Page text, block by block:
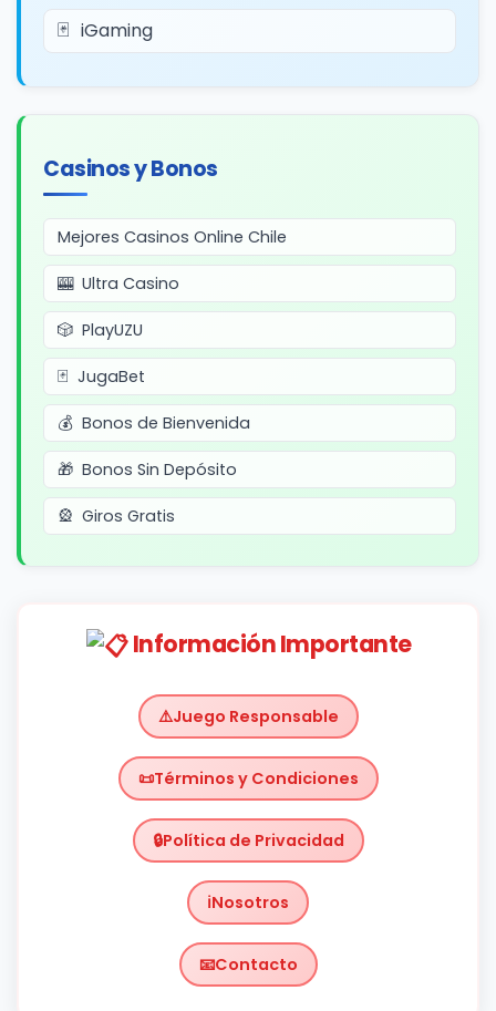
iGaming
Casinos y Bonos
Mejores Casinos Online Chile
Ultra Casino
PlayUZU
JugaBet
Bonos de Bienvenida
Bonos Sin Depósito
Giros Gratis
Información Importante
Juego Responsable
Términos y Condiciones
Política de Privacidad
Nosotros
Contacto